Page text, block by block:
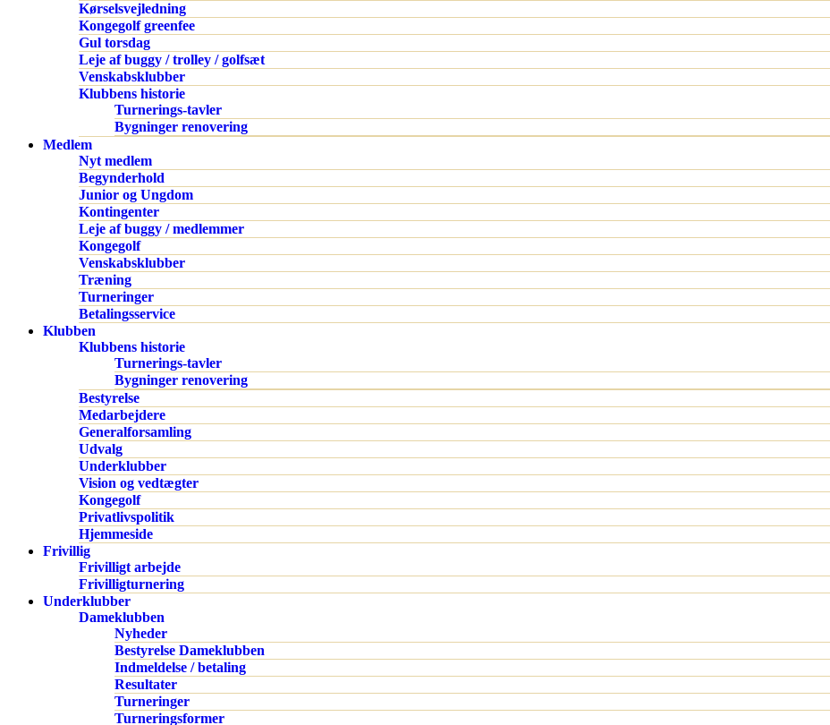
Kørselsvejledning
Kongegolf greenfee
Gul torsdag
Leje af buggy / trolley / golfsæt
Venskabsklubber
Klubbens historie
Turnerings-tavler
Bygninger renovering
Medlem
Nyt medlem
Begynderhold
Junior og Ungdom
Kontingenter
Leje af buggy / medlemmer
Kongegolf
Venskabsklubber
Træning
Turneringer
Betalingsservice
Klubben
Klubbens historie
Turnerings-tavler
Bygninger renovering
Bestyrelse
Medarbejdere
Generalforsamling
Udvalg
Underklubber
Vision og vedtægter
Kongegolf
Privatlivspolitik
Hjemmeside
Frivillig
Frivilligt arbejde
Frivilligturnering
Underklubber
Dameklubben
Nyheder
Bestyrelse Dameklubben
Indmeldelse / betaling
Resultater
Turneringer
Turneringsformer